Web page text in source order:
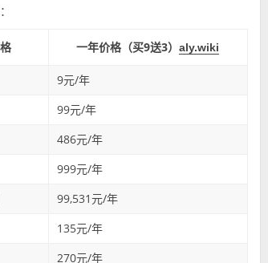
一年价格（买9送3）aly.wiki
9元/年
99元/年
486元/年
999元/年
99,531元/年
135元/年
270元/年